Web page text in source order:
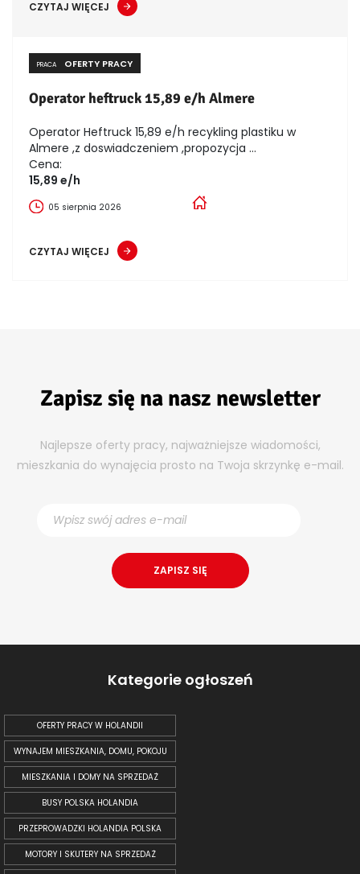
CZYTAJ WIĘCEJ
PRACA OFERTY PRACY
Operator heftruck 15,89 e/h Almere
Operator Heftruck 15,89 e/h recykling plastiku w
Almere ,z doswiadczeniem ,propozycja ...
Cena:
15,89 e/h
05 sierpnia 2026
CZYTAJ WIĘCEJ
Zapisz się na nasz newsletter
Najlepsze oferty pracy, najważniejsze wiadomości,
mieszkania do wynajęcia prosto na Twoja skrzynkę e-mail.
Kategorie ogłoszeń
OFERTY PRACY W HOLANDII
WYNAJEM MIESZKANIA, DOMU, POKOJU
MIESZKANIA I DOMY NA SPRZEDAŻ
BUSY POLSKA HOLANDIA
PRZEPROWADZKI HOLANDIA POLSKA
MOTORY I SKUTERY NA SPRZEDAŻ